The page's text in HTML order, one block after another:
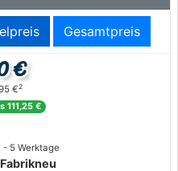
Gesamtpreis
- 5 Werktage
Fabrikneu
€
€2
111,25 €